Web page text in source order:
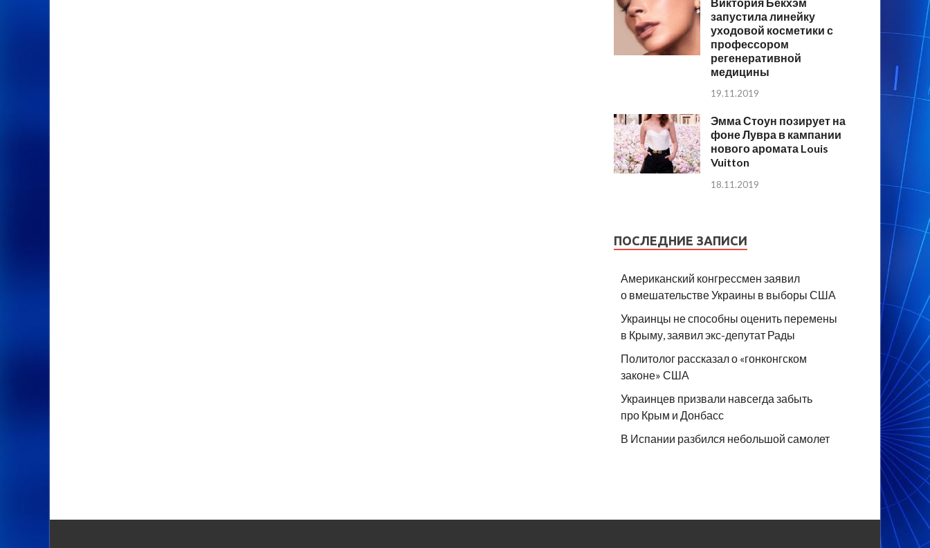
запустила линейку
уходовой косметики с
профессором
регенеративной
медицины
19.11.2019
Эмма Стоун позирует на
фоне Лувра в кампании
нового аромата Louis
Vuitton
18.11.2019
ПОСЛЕДНИЕ ЗАПИСИ
Американский конгрессмен заявил
о вмешательстве Украины в выборы США
Украинцы не способны оценить перемены
в Крыму, заявил экс-депутат Рады
Политолог рассказал о «гонконгском
законе» США
Украинцев призвали навсегда забыть
про Крым и Донбасс
В Испании разбился небольшой самолет